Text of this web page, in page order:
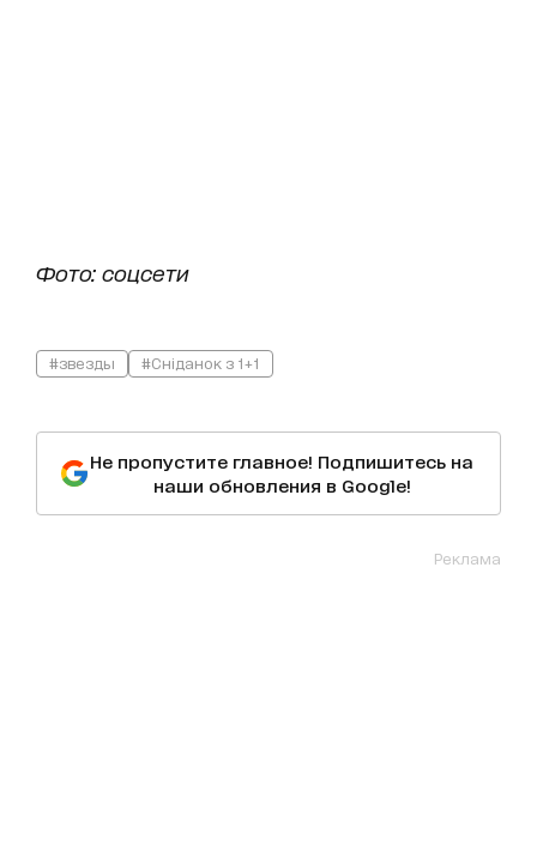
Фото: соцсети
#звезды #Сніданок з 1+1
Не пропустите главное! Подпишитесь на
наши обновления в Google!
Реклама